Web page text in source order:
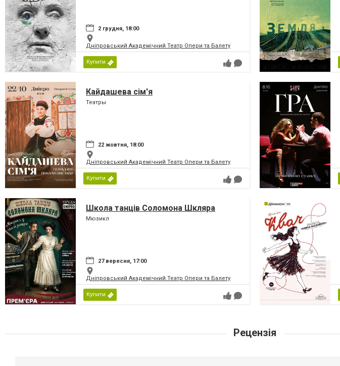
2 грудня, 18:00
Дніпровський Академічний Театр Опери та Балету
Купити
Кайдашева сім'я
Театры
22 жовтня, 18:00
Дніпровський Академічний Театр Опери та Балету
Купити
Школа танців Соломона Шкляра
Мюзикл
27 вересня, 17:00
Дніпровський Академічний Театр Опери та Балету
Купити
Рецензія